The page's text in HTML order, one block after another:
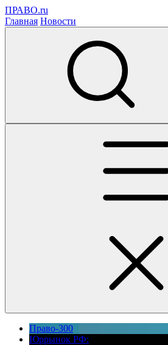
ПРАВО.ru
Главная Новости
Право-300
Юррынок РФ: